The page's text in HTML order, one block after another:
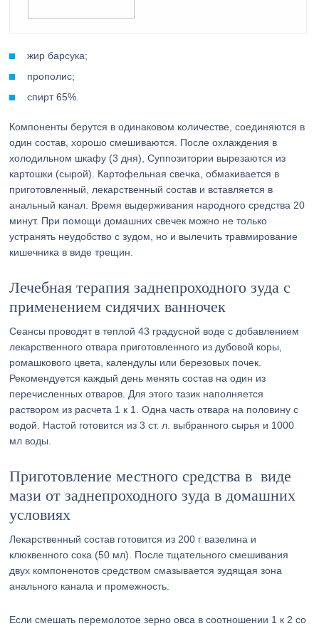
жир барсука;
прополис;
спирт 65%.
Компоненты берутся в одинаковом количестве, соединяются в
один состав, хорошо смешиваются. После охлаждения в
холодильном шкафу (3 дня), Суппозитории вырезаются из
картошки (сырой). Картофельная свечка, обмакивается в
приготовленный, лекарственный состав и вставляется в
анальный канал. Время выдерживания народного средства 20
минут. При помощи домашних свечек можно не только
устранять неудобство с зудом, но и вылечить травмирование
кишечника в виде трещин.
Лечебная терапия заднепроходного зуда с
применением сидячих ванночек
Сеансы проводят в теплой 43 градусной воде с добавлением
лекарственного отвара приготовленного из дубовой коры,
ромашкового цвета, календулы или березовых почек.
Рекомендуется каждый день менять состав на один из
перечисленных отваров. Для этого тазик наполняется
раствором из расчета 1 к 1. Одна часть отвара на половину с
водой. Настой готовится из 3 ст. л. выбранного сырья и 1000
мл воды.
Приготовление местного средства в виде
мази от заднепроходного зуда в домашних
условиях
Лекарственный состав готовится из 200 г вазелина и
клюквенного сока (50 мл). После тщательного смешивания
двух компоненотов средством смазывается зудящая зона
анального канала и промежность.
Если смешать перемолотое зерно овса в соотношении 1 к 2 со